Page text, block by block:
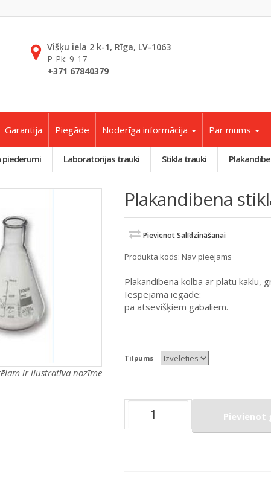
Višķu iela 2 k-1, Rīga, LV-1063
P-Pk: 9-17
+371 67840379
Garantija Piegāde Noderīga informācija Par mums
Laboratorijas trauki Stikla trauki
ir ilustratīva nozīme
Plakandibena
Pievienot Salīdzināšanai
Produkta kods: Nav pieejams
Plakandibena kolba ar platu kaklu,
Iespējama iegāde:
pa atsevišķiem gabaliem.
Tilpums
Pievienot